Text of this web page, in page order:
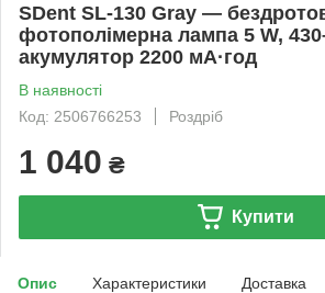
SDent SL-130 Gray —
фотополімерна лампа 5 W,
акумулятор 2200 мА·год
В наявності
Код: 2506766253
Роздріб
1 040 ₴
Купити
Опис Характеристики Доставка